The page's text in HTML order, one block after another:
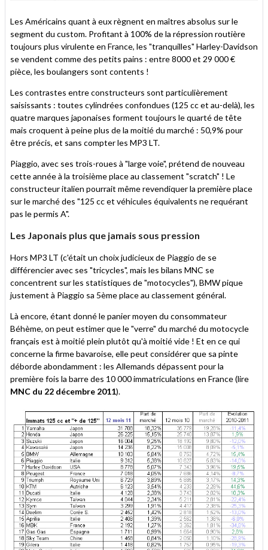
Les Américains quant à eux règnent en maîtres absolus sur le
segment du custom. Profitant à 100% de la répression routière
toujours plus virulente en France, les "tranquilles" Harley-Davidson
se vendent comme des petits pains : entre 8000 et 29 000 €
pièce, les boulangers sont contents !
Les contrastes entre constructeurs sont particulièrement
saisissants : toutes cylindrées confondues (125 cc et au-delà), les
quatre marques japonaises forment toujours le quarté de tête
mais croquent à peine plus de la moitié du marché : 50,9% pour
être précis, et sans compter les MP3 LT.
Piaggio, avec ses trois-roues à "large voie", prétend de nouveau
cette année à la troisième place au classement "scratch" ! Le
constructeur italien pourrait même revendiquer la première place
sur le marché des "125 cc et véhicules équivalents ne requérant
pas le permis A".
Les Japonais plus que jamais sous pression
Hors MP3 LT (c'était un choix judicieux de Piaggio de se
différencier avec ses "tricycles", mais les bilans MNC se
concentrent sur les statistiques de "motocycles"), BMW pique
justement à Piaggio sa 5ème place au classement général.
Là encore, étant donné le panier moyen du consommateur
Béhème, on peut estimer que le "verre" du marché du motocycle
français est à moitié plein plutôt qu'à moitié vide ! Et en ce qui
concerne la firme bavaroise, elle peut considérer que sa pinte
déborde abondamment : les Allemands dépassent pour la
première fois la barre des 10 000 immatriculations en France (lire
MNC du 22 décembre 2011).